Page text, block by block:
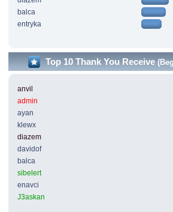
balca
entryka
Top 10 Thank You Receive
anvil
admin
ayan
klewx
diazem
davidof
balca
sibelert
enavci
J3askan